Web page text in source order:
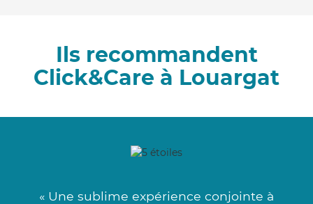
Ils recommandent
Click&Care à Louargat
« Une sublime expérience conjointe à